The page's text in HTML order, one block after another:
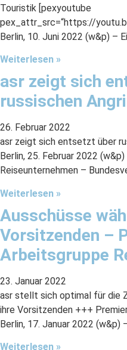
Touristik [pexyoutube
pex_attr_src=“https://
Berlin, 10. Juni 2022 (w&p) –
Weiterlesen »
asr zeigt sich
russischen
26. Februar 2022
asr zeigt sich entsetzt über
Berlin, 25. Februar 2022
Reiseunternehmen –
Weiterlesen »
Ausschüsse
Vorsitzenden –
Arbeitsgruppe
23. Januar 2022
asr stellt sich optimal für die
ihre Vorsitzenden +++
Berlin, 17. Januar 2022 (w&p)
Weiterlesen »